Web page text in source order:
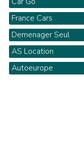
France Cars
Demenager Seul
AS Location
Autoeurope